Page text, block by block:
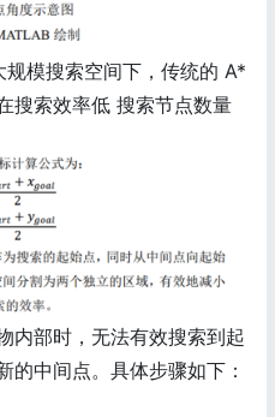
模搜索空间下，传统的 A*
搜索效率低 搜索节点数量
内部时，无法有效搜索到起
的中间点。具体步骤如下：